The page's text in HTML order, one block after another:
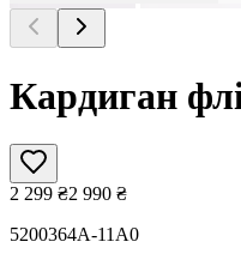
Кардиган
2 299 ₴2 990 ₴
5200364A-11A0